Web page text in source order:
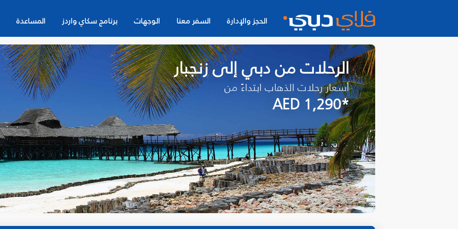
الحجز والإدارة السفر معنا الوجهات برنامج سكاي واردز المساعدة
الرحلات من دبي إلى زنجبار
أسعار رحلات الذهاب ابتداءً من
*AED 1,290